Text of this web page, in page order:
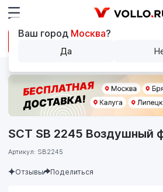
SCT SB 2245 Воздушный
Артикул: SB2245
Отзывы Поделиться
Ваш город Москва?
Да